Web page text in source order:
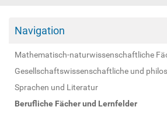
Navigation
Mathematisch-naturwissenschaftliche
Gesellschaftswissenschaftliche und
Sprachen und Literatur
Berufliche Fächer und Lernfelder